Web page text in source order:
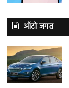
ऑटो जगत